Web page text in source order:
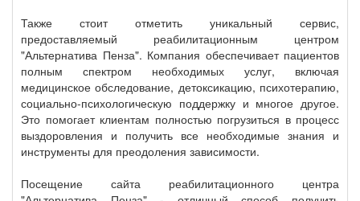
Также стоит отметить уникальный сервис,
предоставляемый реабилитационным центром
"Альтернатива Пенза". Компания обеспечивает пациентов
полным спектром необходимых услуг, включая
медицинское обследование, детоксикацию, психотерапию,
социально-психологическую поддержку и многое другое.
Это помогает клиентам полностью погрузиться в процесс
выздоровления и получить все необходимые знания и
инструменты для преодоления зависимости.
Посещение сайта реабилитационного центра